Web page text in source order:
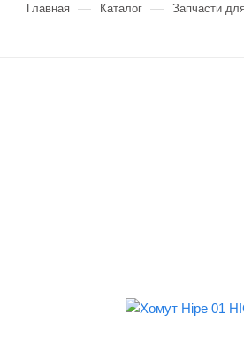
Главная — Каталог — Запчасти